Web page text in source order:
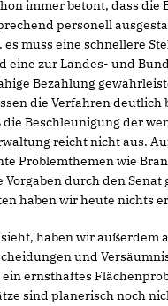
immer betont, dass die
personell
es muss eine schnellere
eine zur Landes- und
Bezahlung
die Verfahren deutlich
Beschleunigung der
reicht nicht aus.
Problemthemen wie
durch den Senat
haben wir heute nichts
haben wir außerdem
und
ein ernsthaftes
sind planerisch noch